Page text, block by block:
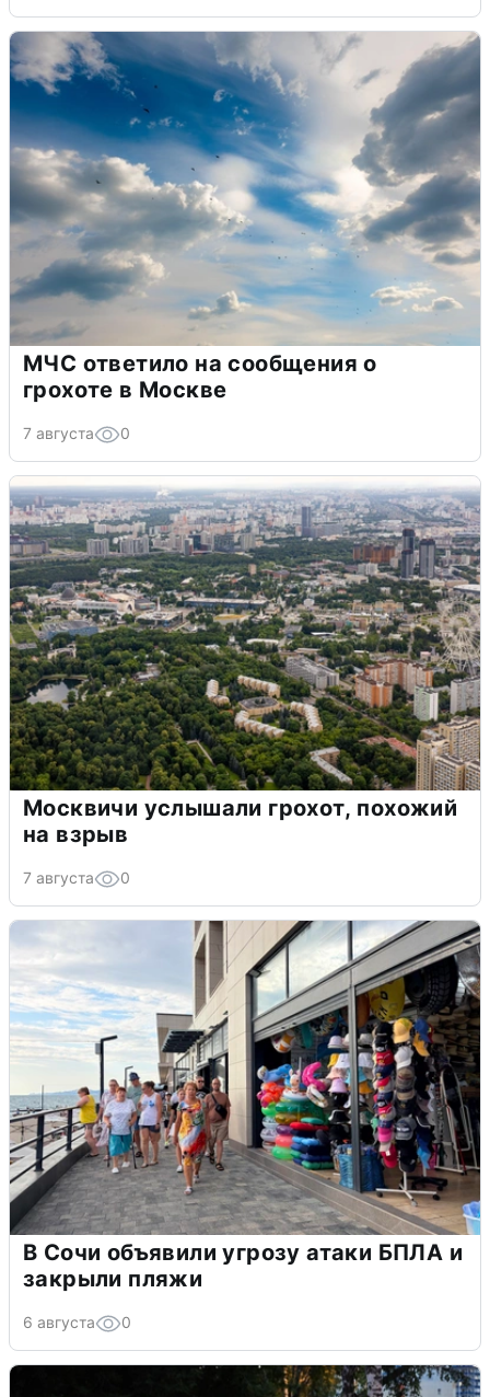
МЧС ответило на сообщения о
грохоте в Москве
7 августа 0
Москвичи услышали грохот, похожий
на взрыв
7 августа 0
В Сочи объявили угрозу атаки БПЛА и
закрыли пляжи
6 августа 0